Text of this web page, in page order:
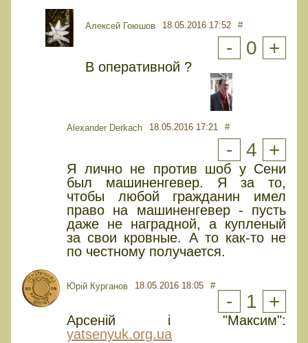
Алексей Гоюшов 18.05.2016 17:52 #
- 0 +
В оперативной ?
Alexander Derkach 18.05.2016 17:21 #
- 4 +
Я лично не против шоб у Сени
был машиненгевер. Я за то,
чтобы любой гражданин имел
право на машиненгевер - пусть
даже не наградной, а купленый
за свои кровные. А то как-то не
по честному получается.
Юрій Курганов 18.05.2016 18:05 #
- 1 +
Арсеній і "Максим":
yatsenyuk.org.ua